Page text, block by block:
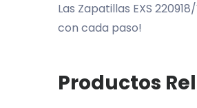
Las Zapatillas EXS
con cada paso!
Productos